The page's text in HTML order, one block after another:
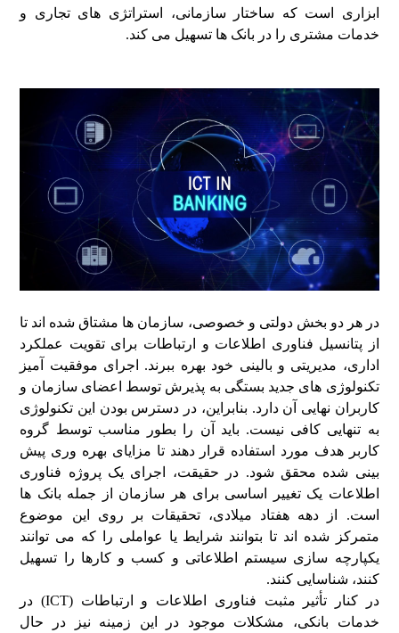
ابزاری است که ساختار سازمانی، استراتژی های تجاری و
خدمات مشتری را در بانک ها تسهیل می کند.
در هر دو بخش دولتی و خصوصی، سازمان ها مشتاق شده اند تا
از پتانسیل فناوری اطلاعات و ارتباطات برای تقویت عملکرد
اداری، مدیریتی و بالینی خود بهره ببرند. اجرای موفقیت آمیز
تکنولوژی های جدید بستگی به پذیرش توسط اعضای سازمان و
کاربران نهایی آن دارد. بنابراین، در دسترس بودن این تکنولوژی
به تنهایی کافی نیست. باید آن را بطور مناسب توسط گروه
کاربر هدف مورد استفاده قرار دهند تا مزایای بهره وری پیش
بینی شده محقق شود. در حقیقت، اجرای یک پروژه فناوری
اطلاعات یک تغییر اساسی برای هر سازمان از جمله بانک ها
است. از دهه هفتاد میلادی، تحقیقات بر روی این موضوع
متمرکز شده اند تا بتوانند شرایط یا عواملی را که می توانند
یکپارچه سازی سیستم اطلاعاتی و کسب و کارها را تسهیل
کنند، شناسایی کنند.
در کنار تأثیر مثبت فناوری اطلاعات و ارتباطات (ICT) در
خدمات بانکی، مشکلات موجود در این زمینه نیز در حال